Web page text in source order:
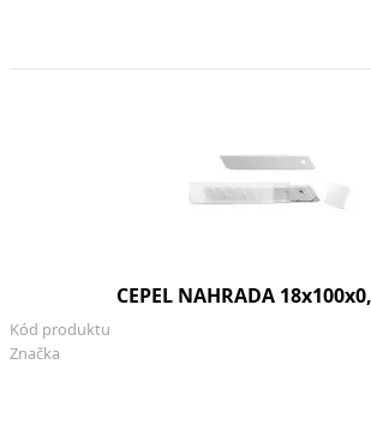
CEPEL NAHRADA
Značka
Kód produktu